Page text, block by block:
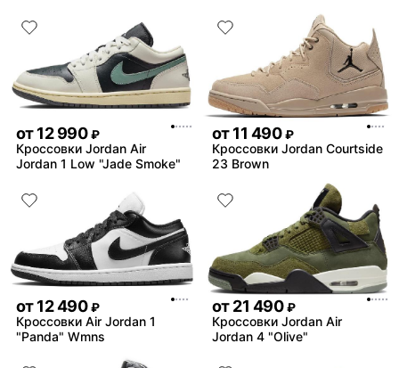
от12 990 ₽
Кроссовки Jordan Air
Jordan 1 Low "Jade Smoke"
от11 490 ₽
Кроссовки Jordan Courtside
23 Brown
от12 490 ₽
Кроссовки Air Jordan 1
"Panda" Wmns
от21 490 ₽
Кроссовки Jordan Air
Jordan 4 "Olive"